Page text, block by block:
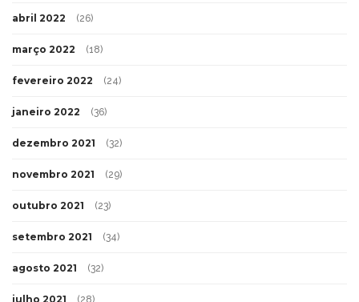
abril 2022 (26)
março 2022 (18)
fevereiro 2022 (24)
janeiro 2022 (36)
dezembro 2021 (32)
novembro 2021 (29)
outubro 2021 (23)
setembro 2021 (34)
agosto 2021 (32)
julho 2021